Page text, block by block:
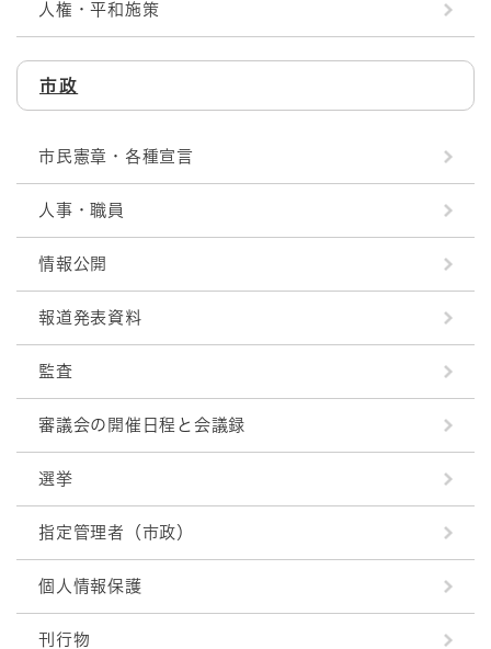
人権・平和施策
市政
市民憲章・各種宣言
人事・職員
情報公開
報道発表資料
監査
審議会の開催日程と会議録
選挙
指定管理者（市政）
個人情報保護
刊行物